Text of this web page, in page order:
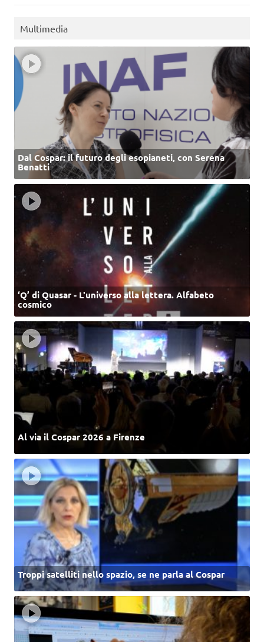
Multimedia
Dal Cospar: il futuro degli esopianeti, con Serena
Benatti
‘Q’ di Quasar - L'universo alla lettera. Alfabeto
cosmico
Al via il Cospar 2026 a Firenze
Troppi satelliti nello spazio, se ne parla al Cospar